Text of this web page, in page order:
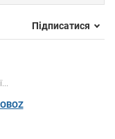
Підписатися